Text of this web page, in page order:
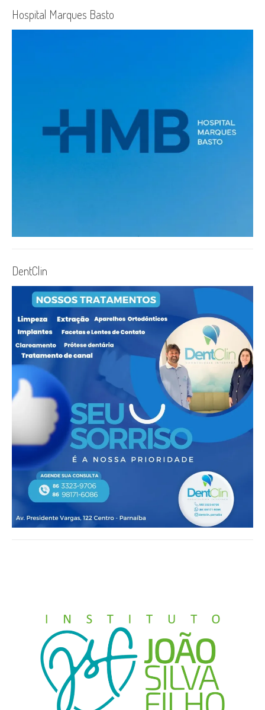
Hospital Marques Basto
DentClin